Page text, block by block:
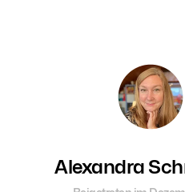
Alexandra